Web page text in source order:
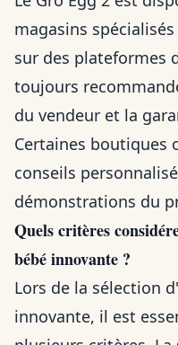
magasins
sur des plateformes
toujours
du vendeur et la
Certaines boutiques
conseils
démonstrations du
Quels critères
bébé innovante ?
Lors de la sélection
innovante, il est